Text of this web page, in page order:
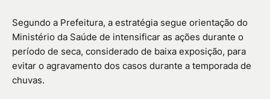
Segundo a Prefeitura, a estratégia segue orientação do
Ministério da Saúde de intensificar as ações durante o
período de seca, considerado de baixa exposição, para
evitar o agravamento dos casos durante a temporada de
chuvas.